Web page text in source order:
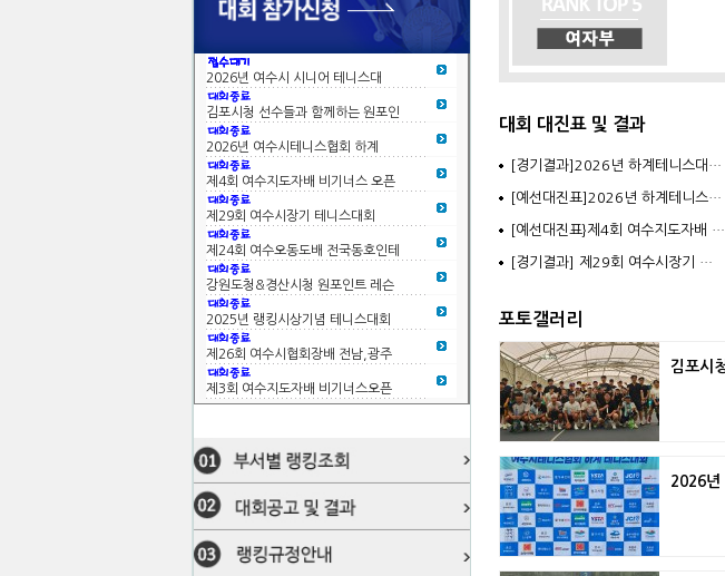
대회요강 및 참가신청
2026년 여수시 시니어 테니스대
김포시청 선수들과 함께하는 원포인
2026년 여수시테니스협회 하계
제4회 여수지도자배 비기너스 오픈
제29회 여수시장기 테니스대회
제24회 여수오동도배 전국동호인테
강원도청&경산시청 원포인트 레슨
2025년 랭킹시상기념 테니스대회
제26회 여수시협회장배 전남,광주
제3회 여수지도자배 비기너스오픈
대회 대진표 및 결과
[경기결과]2026년 하계테니스대…
[예선대진표]2026년 하계테니스…
[예선대진표}제4회 여수지도자배 …
[경기결과] 제29회 여수시장기 …
포토갤러리